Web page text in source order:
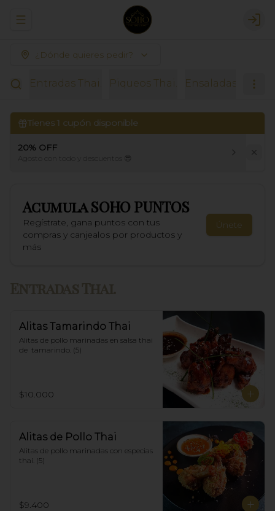
Abrir menu de navegación
¿Dónde quieres pedir?
Entradas Thai. Piqueos Thai. Ensaladas.
Tienes 1 cupón disponible
20% OFF
Agosto con todo y descuentos 😎
AcumulaSOHO PUNTOS
Regístrate, gana puntos con tus
compras y canjealos por productos y
más
Únete
Entradas Thai.
Alitas Tamarindo Thai
Alitas de pollo marinadas en salsa thai
de  tamarindo. (5)
$10.000
Alitas de Pollo Thai
Alitas de pollo marinadas con especias
thai. (5)
$9.400